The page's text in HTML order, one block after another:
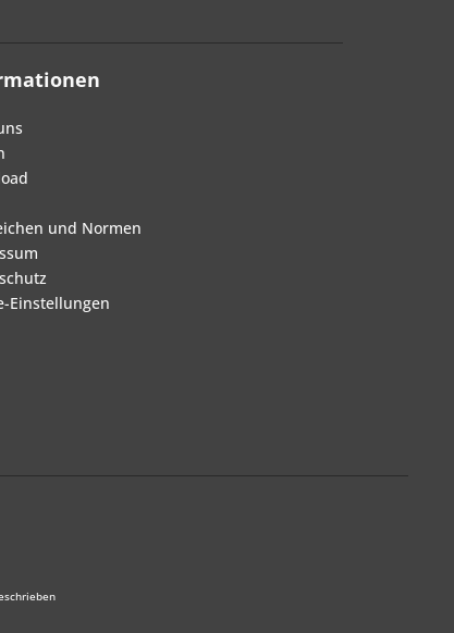
und Normen
Einstellungen